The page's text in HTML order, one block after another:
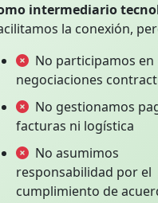
intermediario
la conexión,
No participamos en
negociaciones
No gestionamos
facturas ni logística
No asumimos
responsabilidad por el
cumplimiento de